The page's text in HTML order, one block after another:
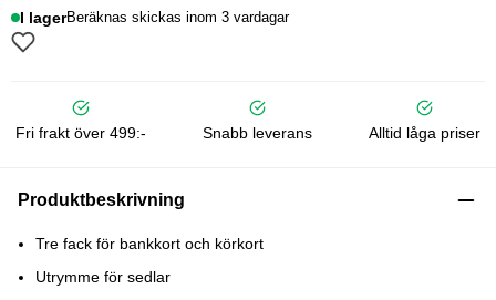
I lagerBeräknas skickas inom 3 vardagar
Fri frakt över 499:- Snabb leverans Alltid låga priser
Produktbeskrivning
Tre fack för bankkort och körkort
Utrymme för sedlar